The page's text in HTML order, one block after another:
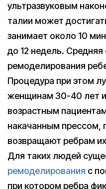
ультразвуковым
талии может
занимает около 10
до 12 недель.
ремоделирования
Процедура при этом
женщинам 30-40 лет
возрастным
накачанным прессом,
возвращают ребрам
Для таких людей
ремоделирования с
при котором ребра